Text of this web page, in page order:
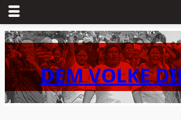
Zum
Inhalt
springenDEM VOLKE